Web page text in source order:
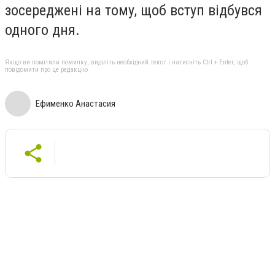
зосереджені на тому, щоб вступ відбувся
одного дня.
Якщо ви помітили помилку, виділіть необхідний текст і натисніть Ctrl + Enter, щоб
повідомити про це редакцію
Ефименко Анастасия